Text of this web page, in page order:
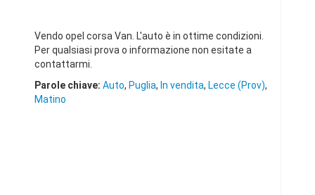
Vendo opel corsa Van. L'auto è in ottime condizioni.
Per qualsiasi prova o informazione non esitate a
contattarmi.
Parole chiave: Auto, Puglia, In vendita, Lecce (Prov),
Matino